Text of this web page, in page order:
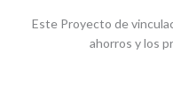
Este Proyecto de
ahorros y los